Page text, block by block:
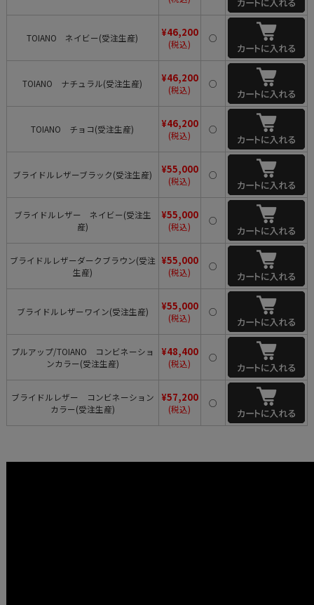
TOIANO ネイビー(受注生産) ¥46,200
(税込)
○
TOIANO ナチュラル(受注生産) ¥46,200
(税込)
○
TOIANO チョコ(受注生産) ¥46,200
(税込)
○
ブライドルレザーブラック(受注生産) ¥55,000
(税込)
○
ブライドルレザー ネイビー(受注生
産)
¥55,000
(税込)
○
ブライドルレザーダークブラウン(受注
生産)
¥55,000
(税込)
○
ブライドルレザーワイン(受注生産) ¥55,000
(税込)
○
プルアップ/TOIANO コンビネーショ
ンカラー(受注生産)
¥48,400
(税込)
○
ブライドルレザー コンビネーション
カラー(受注生産)
¥57,200
(税込)
○